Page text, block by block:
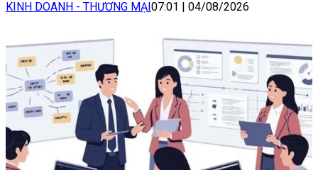
KINH DOANH - THƯƠNG MẠI 07:01 04/08/2026